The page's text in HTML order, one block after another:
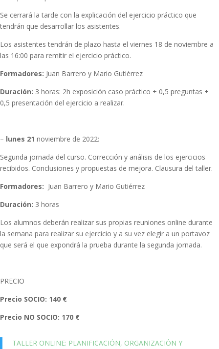
Se cerrará la tarde con la explicación del ejercicio práctico que
tendrán que desarrollar los asistentes.
Los asistentes tendrán de plazo hasta el viernes 18 de noviembre a
las 16:00 para remitir el ejercicio práctico.
Formadores: Juan Barrero y Mario Gutiérrez
Duración: 3 horas: 2h exposición caso práctico + 0,5 preguntas +
0,5 presentación del ejercicio a realizar.
– lunes 21 noviembre de 2022:
Segunda jornada del curso. Corrección y análisis de los ejercicios
recibidos. Conclusiones y propuestas de mejora. Clausura del taller.
Formadores: Juan Barrero y Mario Gutiérrez
Duración: 3 horas
Los alumnos deberán realizar sus propias reuniones online durante
la semana para realizar su ejercicio y a su vez elegir a un portavoz
que será el que expondrá la prueba durante la segunda jornada.
PRECIO
Precio SOCIO: 140 €
Precio NO SOCIO: 170 €
TALLER ONLINE: PLANIFICACIÓN, ORGANIZACIÓN Y